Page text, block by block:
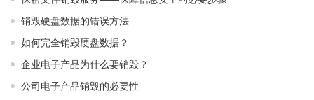
销毁硬盘数据的错误方法
如何完全销毁硬盘数据？
企业电子产品为什么要销毁？
公司电子产品销毁的必要性